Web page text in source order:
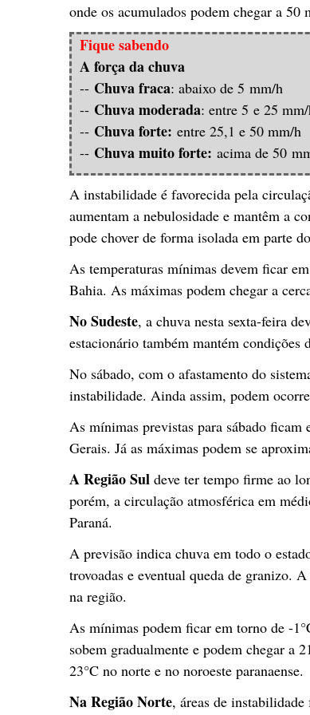
onde os acumulados podem chegar a
Fique sabendo
A força da chuva
-- Chuva fraca: abaixo de 5 mm/h
-- Chuva moderada: entre 5 e 25
-- Chuva forte: entre 25,1 e 50 mm/h
-- Chuva muito forte: acima de 50
A instabilidade é favorecida pela
aumentam a nebulosidade e mantêm a
pode chover de forma isolada em parte
As temperaturas mínimas devem ficar
Bahia. As máximas podem chegar a
No Sudeste, a chuva nesta sexta-feira
estacionário também mantém
No sábado, com o afastamento do
instabilidade. Ainda assim, podem
As mínimas previstas para sábado
Gerais. Já as máximas podem se
A Região Sul deve ter tempo firme ao
porém, a circulação atmosférica em
Paraná.
A previsão indica chuva em todo o
trovoadas e eventual queda de granizo.
na região.
As mínimas podem ficar em torno de -
sobem gradualmente e podem chegar a
23°C no norte e no noroeste paranaense.
Na Região Norte, áreas de